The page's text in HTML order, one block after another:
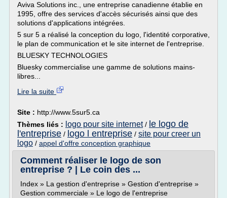
Aviva Solutions inc., une entreprise canadienne établie en
1995, offre des services d'accès sécurisés ainsi que des
solutions d'applications intégrées.
5 sur 5 a réalisé la conception du logo, l'identité corporative,
le plan de communication et le site internet de l'entreprise.
BLUESKY TECHNOLOGIES
Bluesky commercialise une gamme de solutions mains-
libres...
Lire la suite
Site : http://www.5sur5.ca
Thèmes liés : logo pour site internet/ le logo de
l'entreprise / logo l entreprise / site pour creer un
logo / appel d'offre conception graphique
Comment réaliser le logo de son
entreprise ? | Le coin des ...
Index » La gestion d'entreprise » Gestion d'entreprise »
Gestion commerciale » Le logo de l'entreprise